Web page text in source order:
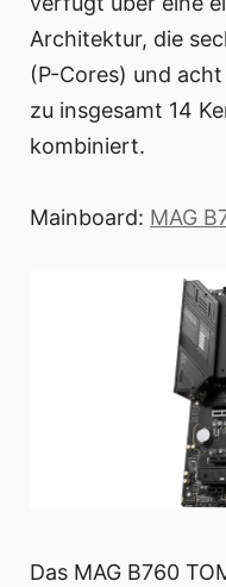
Architektur, die
(P-Cores) und
zu insgesamt 14
kombiniert.
Mainboard: MAG
Das MAG B760